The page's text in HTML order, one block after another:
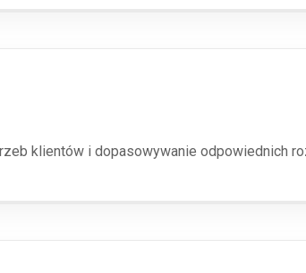
klientów i dopasowywanie odpowiednich